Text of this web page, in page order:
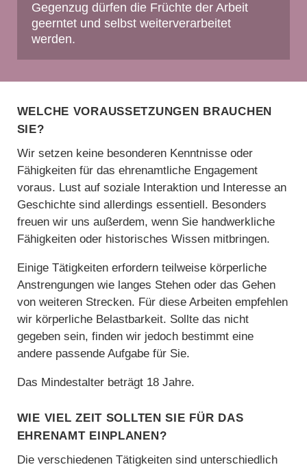
Gegenzug dürfen die Früchte der Arbeit
geerntet und selbst weiterverarbeitet
werden.
Welche Voraussetzungen brauchen
Sie?
Wir setzen keine besonderen Kenntnisse oder
Fähigkeiten für das ehrenamtliche Engagement
voraus. Lust auf soziale Interaktion und Interesse an
Geschichte sind allerdings essentiell. Besonders
freuen wir uns außerdem, wenn Sie handwerkliche
Fähigkeiten oder historisches Wissen mitbringen.
Einige Tätigkeiten erfordern teilweise körperliche
Anstrengungen wie langes Stehen oder das Gehen
von weiteren Strecken. Für diese Arbeiten empfehlen
wir körperliche Belastbarkeit. Sollte das nicht
gegeben sein, finden wir jedoch bestimmt eine
andere passende Aufgabe für Sie.
Das Mindestalter beträgt 18 Jahre.
Wie viel Zeit sollten Sie für das
Ehrenamt einplanen?
Die verschiedenen Tätigkeiten sind unterschiedlich